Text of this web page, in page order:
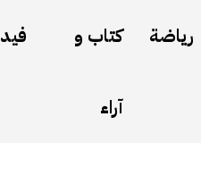
رياضة كتاب و
آراء